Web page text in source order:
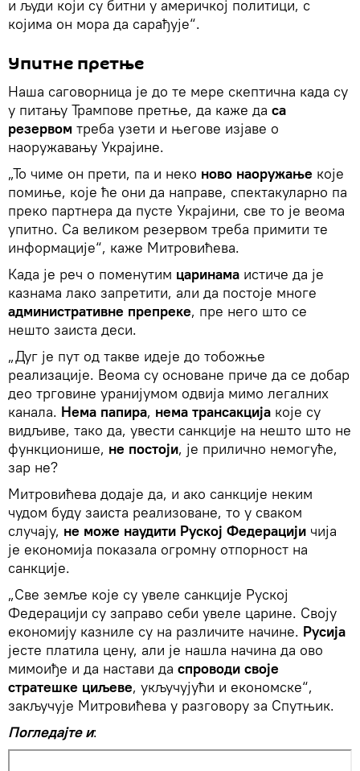
и људи који су битни у америчкој политици, с
којима он мора да сарађује“.
Упитне претње
Наша саговорница је до те мере скептична када су
у питању Трампове претње, да каже да са
резервом треба узети и његове изјаве о
наоружавању Украјине.
„То чиме он прети, па и неко ново наоружање које
помиње, које ће они да направе, спектакуларно па
преко партнера да пусте Украјини, све то је веома
упитно. Са великом резервом треба примити те
информације“, каже Митровићева.
Када је реч о поменутим царинама истиче да је
казнама лако запретити, али да постоје многе
административне препреке, пре него што се
нешто заиста деси.
„Дуг је пут од такве идеје до тобожње
реализације. Веома су основане приче да се добар
део трговине уранијумом одвија мимо легалних
канала. Нема папира, нема трансакција које су
видљиве, тако да, увести санкције на нешто што не
функционише, не постоји, је прилично немогуће,
зар не?
Митровићева додаје да, и ако санкције неким
чудом буду заиста реализоване, то у сваком
случају, не може наудити Руској Федерацији чија
је економија показала огромну отпорност на
санкције.
„Све земље које су увеле санкције Руској
Федерацији су заправо себи увеле царине. Своју
економију казниле су на различите начине. Русија
јесте платила цену, али је нашла начина да ово
мимоиђе и да настави да спроводи своје
стратешке циљеве, укључујући и економске“,
закључује Митровићева у разговору за Спутњик.
Погледајте и: